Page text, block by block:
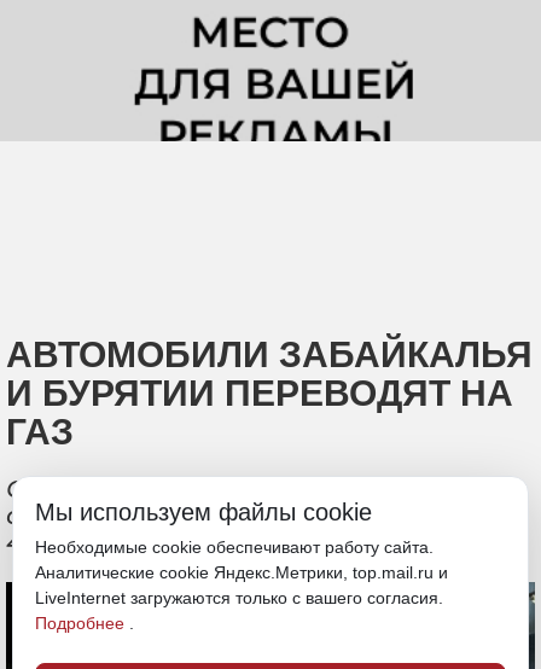
АВТОМОБИЛИ ЗАБАЙКАЛЬЯ
И БУРЯТИИ ПЕРЕВОДЯТ НА
ГАЗ
Спрос на установку газового
оборудования для машин вырос на
40%, цены достигают 100 тысяч рублей
Мы используем файлы cookie
Необходимые cookie обеспечивают работу сайта.
Аналитические cookie Яндекс.Метрики, top.mail.ru и
LiveInternet загружаются только с вашего согласия.
Подробнее